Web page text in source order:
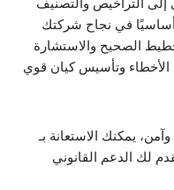
التراخيص والتصنيف
في نجاح شركتك
الصحيح والاستشارة
الأخطاء وتأسيس كيان قوي
يمكنك الاستعانة بـ
لك الدعم القانوني